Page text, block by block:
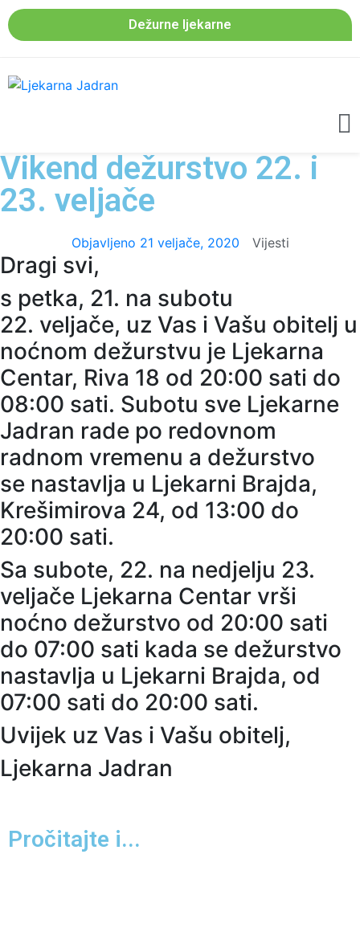
Dežurne ljekarne
Vikend dežurstvo 22. i
23. veljače
Objavljeno 21 veljače, 2020 Vijesti
Dragi svi,
s petka, 21. na subotu
22. veljače, uz Vas i Vašu obitelj u
noćnom dežurstvu je Ljekarna
Centar, Riva 18 od 20:00 sati do
08:00 sati. Subotu sve Ljekarne
Jadran rade po redovnom
radnom vremenu a dežurstvo
se nastavlja u Ljekarni Brajda,
Krešimirova 24, od 13:00 do
20:00 sati.
Sa subote, 22. na nedjelju 23.
veljače Ljekarna Centar vrši
noćno dežurstvo od 20:00 sati
do 07:00 sati kada se dežurstvo
nastavlja u Ljekarni Brajda, od
07:00 sati do 20:00 sati.
Uvijek uz Vas i Vašu obitelj,
Ljekarna Jadran
Pročitajte i...